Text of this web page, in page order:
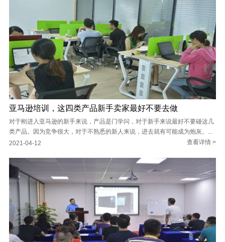
亚马逊培训，这四类产品新手卖家最好不要去做
对于刚进入亚马逊的新手来说，产品是门学问，对于新手来说最好不要碰这几
类产品。因为竞争很大，对于不熟悉的新人来说，进去就有可能成为炮灰。...
查看详情 >
2021-04-12